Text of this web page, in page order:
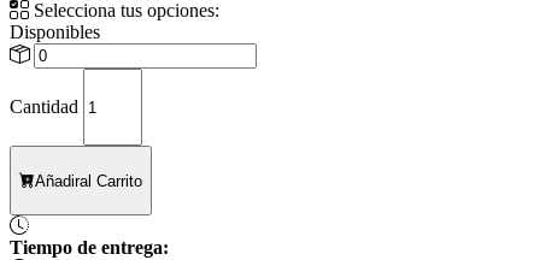
Selecciona tus opciones:
Disponibles
Cantidad
Añadiral Carrito
Tiempo de entrega: